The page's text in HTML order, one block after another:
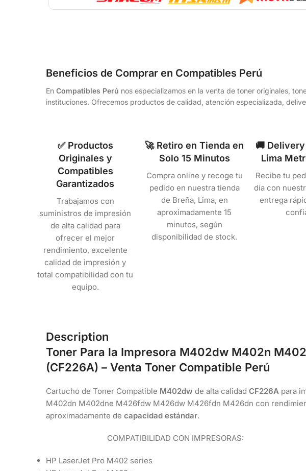
Beneficios de Comprar en Compatibles Perú
En Compatibles Perú nos especializamos en la venta de toner originales,
instituciones. Ofrecemos productos de calidad, atención especializada,
✅ Productos
Originales y
Compatibles
Garantizados
Trabajamos con
suministros de impresión
de alta calidad para
ofrecer el mejor
rendimiento, excelente
calidad de impresión y
total compatibilidad con tu
equipo.
🚀 Retiro en Tienda en
Solo 15 Minutos
Compra online y recoge tu
pedido en nuestra tienda
de Breña, Lima, en
aproximadamente 15
minutos, según
disponibilidad de stock.
🚚
Lima
Recibe tu
día con
entrega
Description
Toner Para la Impresora M402dw M402n
(CF226A) – Venta Toner Compatible Perú
Cartucho de Toner Compatible M402dw de alta calidad CF226A para
M402dn M402dne M426fdw M426dw M426fdn M426dn con
aproximadamente de capacidad estándar.
COMPATIBILIDAD CON IMPRESORAS:
HP LaserJet Pro M402 series